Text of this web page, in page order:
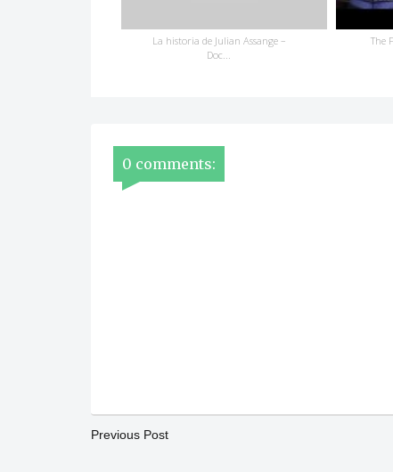
La historia de Julian Assange –
Doc...
The
0 comments:
Previous Post